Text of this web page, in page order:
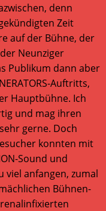
denn
Zeit
auf der Bühne, der
Neunziger
Publikum dann aber
Auftritts,
Hauptbühne. Ich
und mag ihren
gerne. Doch
konnten mit
Sound und
viel anfangen, zumal
Bühnen-